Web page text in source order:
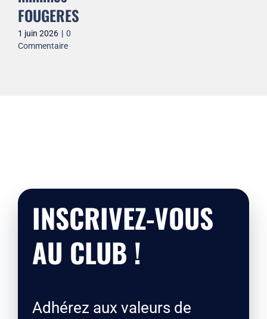
FOUGERES
1 juin 2026 | 0
Commentaire
INSCRIVEZ-VOUS
AU CLUB !
Adhérez aux valeurs de